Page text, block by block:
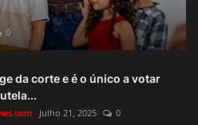
0
da corte e é o único a votar
Julho 21, 2025 0